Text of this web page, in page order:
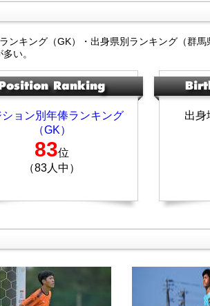
ンキング（GK）・出身県別ランキング（群
い。
ション別年俸ランキング
（GK）
83位
（83人中）
出身